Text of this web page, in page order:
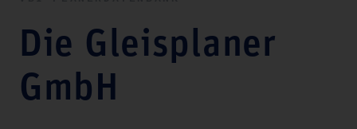
Die Gleisplaner
GmbH